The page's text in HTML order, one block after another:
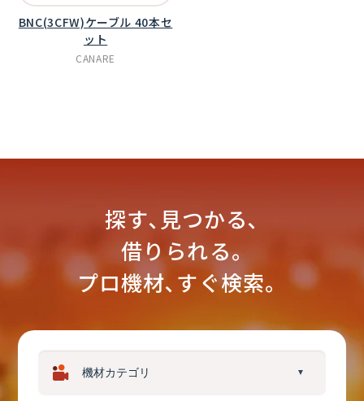
BNC(3CFW)ケーブル 40本セ
ット
CANARE
探す､見つかる､
借りられる｡
プロ機材､すぐ検索。
▼